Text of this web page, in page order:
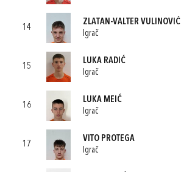
14
ZLATAN-VALTER VULINOVIĆ
Igrač
15
LUKA RADIĆ
Igrač
16
LUKA MEIĆ
Igrač
17
VITO PROTEGA
Igrač